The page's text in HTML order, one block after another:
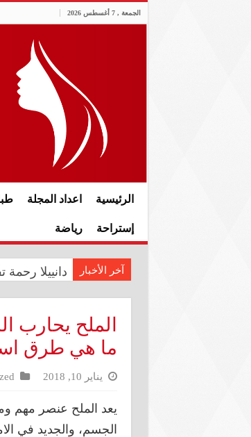
الجمعة , 7 أغسطس 2026
الرئيسية اعداد المجلة
إستراحة رياضة
آخر الأخبار دانييلا رحمة
رئيس
الملح يحارب
ما هي طرق
يناير 10, 2018
يعد الملح عنصر مهم
الجسم، والجديد في